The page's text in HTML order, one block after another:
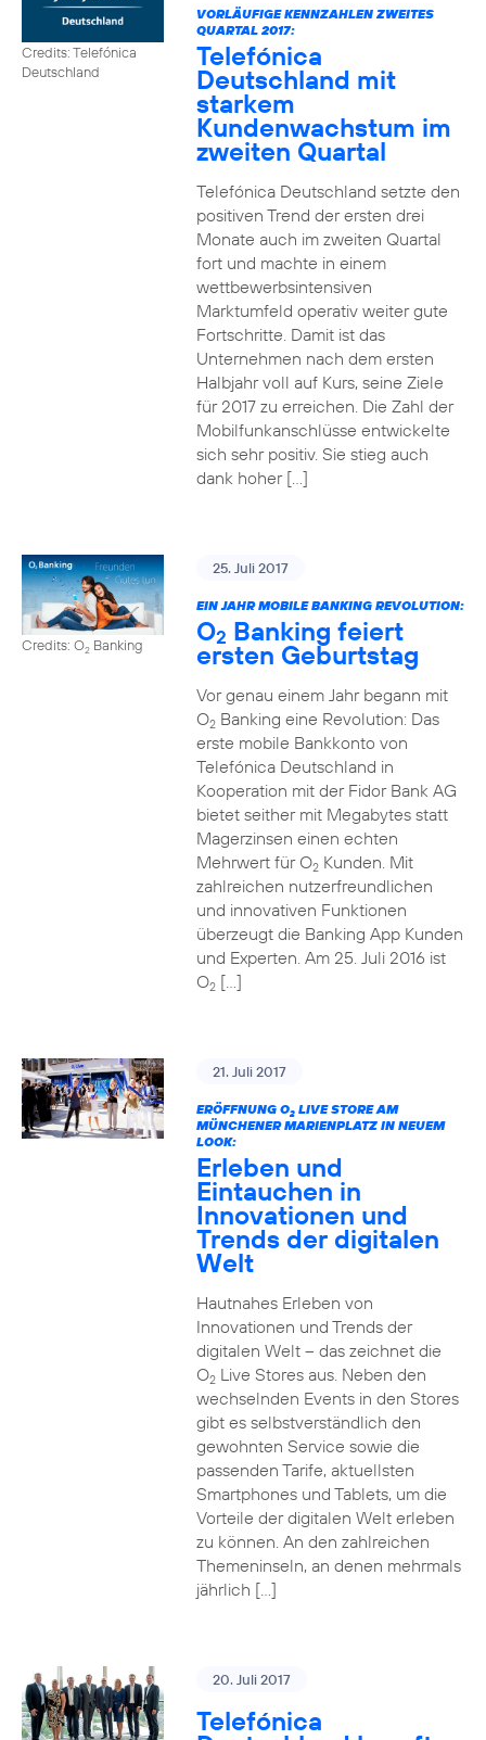
Credits: Telefónica
Deutschland
VORLÄUFIGE KENNZAHLEN ZWEITES
QUARTAL 2017:
Telefónica
Deutschland mit
starkem
Kundenwachstum im
zweiten Quartal
Telefónica Deutschland setzte den
positiven Trend der ersten drei
Monate auch im zweiten Quartal
fort und machte in einem
wettbewerbsintensiven
Marktumfeld operativ weiter gute
Fortschritte. Damit ist das
Unternehmen nach dem ersten
Halbjahr voll auf Kurs, seine Ziele
für 2017 zu erreichen. Die Zahl der
Mobilfunkanschlüsse entwickelte
sich sehr positiv. Sie stieg auch
dank hoher […]
Credits: O2 Banking
25. Juli 2017
EIN JAHR MOBILE BANKING REVOLUTION:
O2 Banking feiert
ersten Geburtstag
Vor genau einem Jahr begann mit
O2Banking eine Revolution: Das
erste mobile Bankkonto von
Telefónica Deutschland in
Kooperation mit der Fidor Bank AG
bietet seither mit Megabytes statt
Magerzinsen einen echten
Mehrwert für O2Kunden. Mit
zahlreichen nutzerfreundlichen
und innovativen Funktionen
überzeugt die Banking App Kunden
und Experten. Am 25. Juli 2016 ist
O2[…]
21. Juli 2017
ERÖFFNUNG O2LIVE STORE AM
MÜNCHENER MARIENPLATZ IN NEUEM
LOOK:
Erleben und
Eintauchen in
Innovationen und
Trends der digitalen
Welt
Hautnahes Erleben von
Innovationen und Trends der
digitalen Welt – das zeichnet die
O2Live Stores aus. Neben den
wechselnden Events in den Stores
gibt es selbstverständlich den
gewohnten Service sowie die
passenden Tarife, aktuellsten
Smartphones und Tablets, um die
Vorteile der digitalen Welt erleben
zu können. An den zahlreichen
Themeninseln, an denen mehrmals
jährlich […]
20. Juli 2017
Telefónica